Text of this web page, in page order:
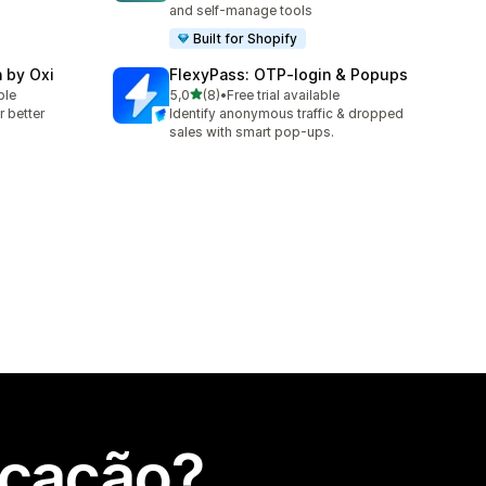
and self-manage tools
Built for Shopify
by Oxi
better
FlexyPass: OTP‑login & Popups
5,0de 5 estrelas
(8)
8 total de avaliações
•Free trial available
Identify anonymous traffic & dropped
sales with smart pop-ups.